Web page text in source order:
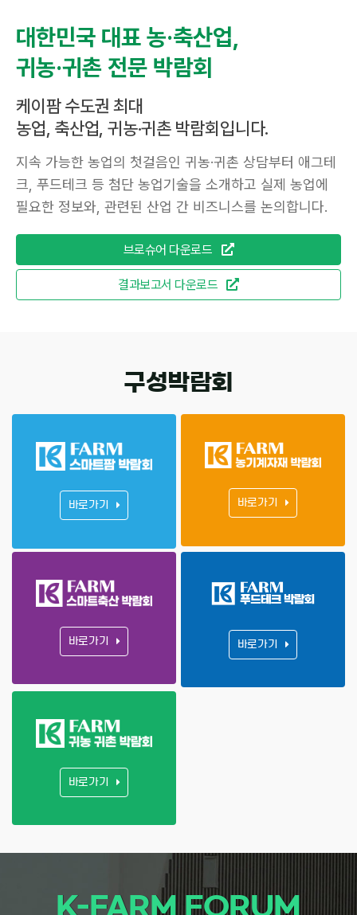
대한민국 대표 농·축산업,
귀농·귀촌 전문 박람회
케이팜 수도권 최대
농업, 축산업, 귀농·귀촌 박람회입니다.
지속 가능한 농업의 첫걸음인 귀농·귀촌 상담부터 애그테
크, 푸드테크 등 첨단 농업기술을 소개하고 실제 농업에
필요한 정보와, 관련된 산업 간 비즈니스를 논의합니다.
브로슈어 다운로드
결과보고서 다운로드
구성박람회
바로가기 바로가기
바로가기 바로가기
바로가기
K-FARM FORUM